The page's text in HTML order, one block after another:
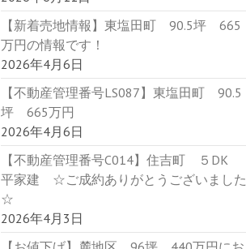
【新着売地情報】東塩田町 90.5坪 665
万円の情報です！
2026年4月6日
【不動産管理番号LS087】東塩田町 90.5
坪 665万円
2026年4月6日
【不動産管理番号C014】住吉町 ５DK
平家建 ☆ご成約ありがとうございました
☆
2026年4月3日